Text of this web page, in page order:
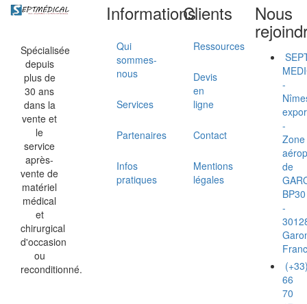
Spécialisée
depuis
plus de
30 ans
dans la
vente et
le
service
après-
vente de
matériel
médical
et
chirurgical
d'occasion
ou
reconditionné.
Informations
Qui
sommes-
nous
Services
Partenaires
Infos
pratiques
Clients
Ressources
Devis
en
ligne
Contact
Mentions
légales
Nous
-
-
Zone
de
BP30
-
66
70